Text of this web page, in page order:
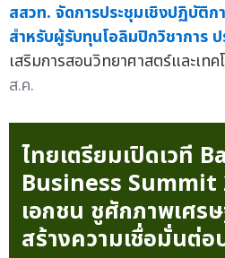
สสวท. จัดการประชุมเชิงปฏิบัติก
สำหรับผู้รับทุนโอลิมปิกวิชาการ ป
เสริมการสอนวิทยาศาสตร์และเท
ส.ค.
ไทยเตรียมเปิดเวที
Business Summit
เอกชน ชูศักภาพเศร
สร้างความเชื่อมั่นต่อ